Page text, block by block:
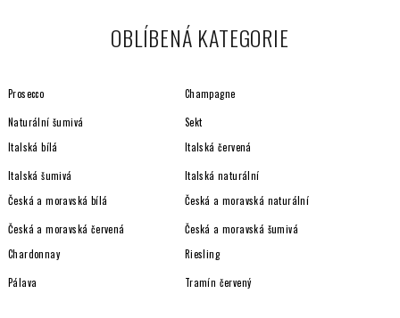
OBLÍBENÁ KATEGORIE
Prosecco Champagne
Naturální šumivá
Sekt
Italská bílá
Italská červená
Italská šumivá
Italská naturální
Česká a moravská bílá
Česká a moravská naturální
Česká a moravská červená
Česká a moravská šumivá
Chardonnay
Riesling
Pálava Tramín červený